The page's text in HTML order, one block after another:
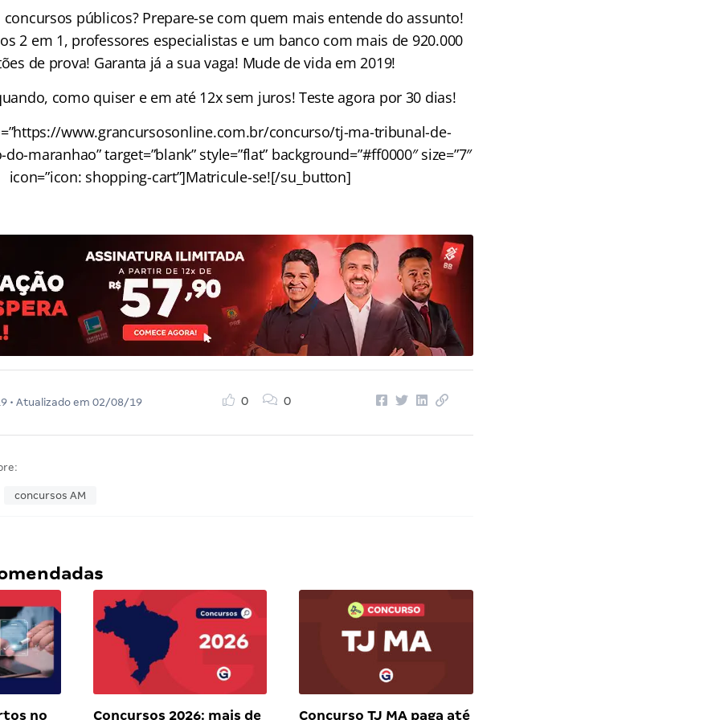
públicos? Prepare-se com quem mais entende do assunto!
2 em 1, professores especialistas e um banco com mais de 920.000
de prova! Garanta já a sua vaga! Mude de vida em 2019!
como quiser e em até 12x sem juros! Teste agora por 30 dias!
www.grancursosonline.com.br/concurso/tj-ma-tribunal-de-
maranhao” target=”blank” style=”flat” background=”#ff0000″ size=”7″
icon=”icon: shopping-cart”]Matricule-se![/su_button]
• Atualizado em 02/08/19 0 0
concursos AM
no Concursos 2026: mais de Concurso TJ MA paga até